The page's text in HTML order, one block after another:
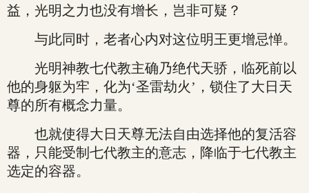
益，光明之力也没有增长，岂非可疑？
与此同时，老者心内对这位明王更增忌惮。
光明神教七代教主确乃绝代天骄，临死前以
他的身躯为牢，化为‘圣雷劫火’，锁住了大日天
尊的所有概念力量。
也就使得大日天尊无法自由选择他的复活容
器，只能受制七代教主的意志，降临于七代教主
选定的容器。